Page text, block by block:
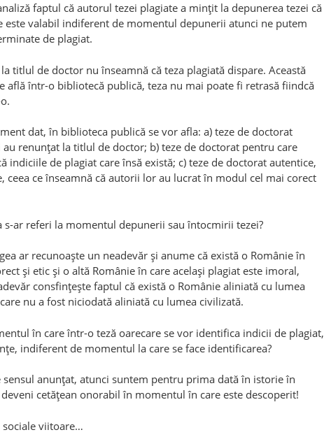
faptul că autorul tezei plagiate a minţit la depunerea tezei că
este valabil indiferent de momentul depunerii atunci ne putem
de plagiat.
titlul de doctor nu înseamnă că teza plagiată dispare. Această
află într-o bibliotecă publică, teza nu mai poate fi retrasă fiindcă
dat, în biblioteca publică se vor afla: a) teze de doctorat
renunţat la titlul de doctor; b) teze de doctorat pentru care
indiciile de plagiat care însă există; c) teze de doctorat autentice,
ceea ce înseamnă că autorii lor au lucrat în modul cel mai corect
s-ar referi la momentul depunerii sau întocmirii tezei?
ar recunoaşte un neadevăr şi anume că există o Românie în
şi etic şi o altă Românie în care acelaşi plagiat este imoral,
consfinţeşte faptul că există o Românie aliniată cu lumea
nu a fost niciodată aliniată cu lumea civilizată.
în care într-o teză oarecare se vor identifica indicii de plagiat,
indiferent de momentul la care se face identificarea?
sensul anunţat, atunci suntem pentru prima dată în istorie în
cetăţean onorabil în momentul în care este descoperit!
sociale viitoare…